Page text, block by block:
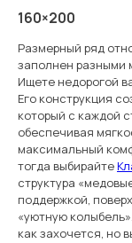
160×200
Размерный ряд
заполнен разными
Ищете недорогой
Его конструкция
который с каждой
обеспечивая
максимальный
тогда выбирайте
структура
поддержкой,
«уютную
как захочется, но